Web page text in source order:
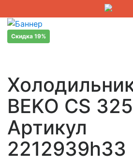
Скидка 19%
BEKO CS
Артикул
2212939h33